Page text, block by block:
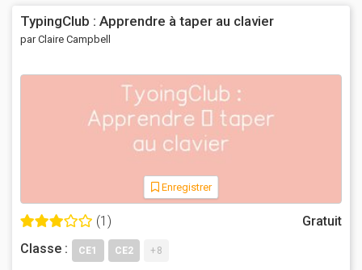
TypingClub : Apprendre à taper au clavier
par Claire Campbell
Enregistrer
(1)
Gratuit
Classe :
CE1 CE2 +8